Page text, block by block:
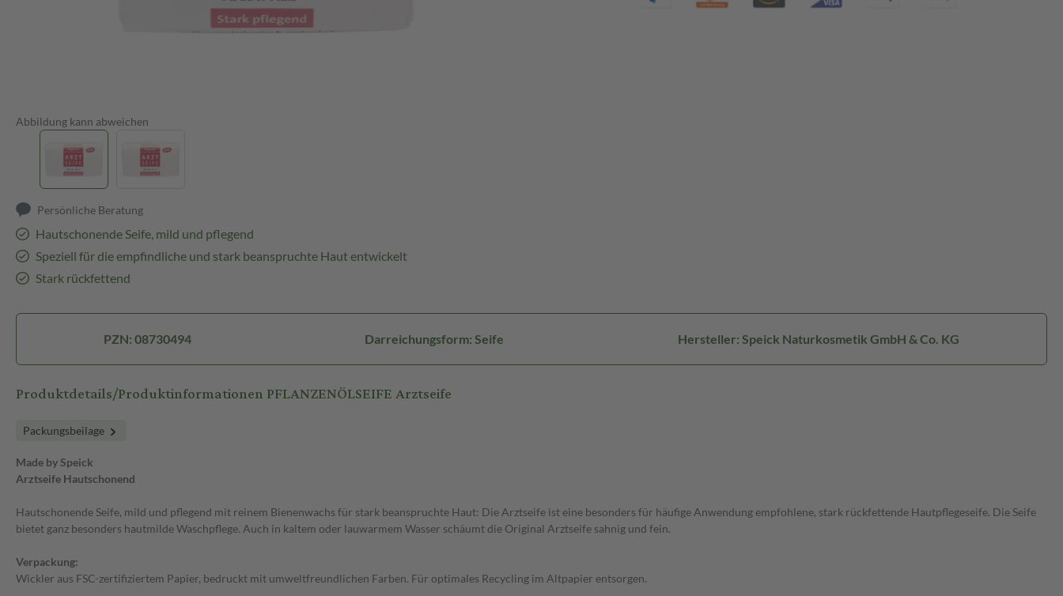
Abbildung kann abweichen
Persönliche Beratung
Hautschonende Seife, mild und pflegend
Speziell für die empfindliche und stark beanspruchte Haut entwickelt
Stark rückfettend
PZN: 08730494 Darreichungsform: Seife Hersteller: Speick Naturkosmetik GmbH & Co. KG
Produktdetails/Produktinformationen PFLANZENÖLSEIFE Arztseife
Packungsbeilage
Made by Speick
Arztseife Hautschonend
Hautschonende Seife, mild und pflegend mit reinem Bienenwachs für stark beanspruchte Haut: Die Arztseife ist eine besonders für häufige Anwendung empfohlene, stark rückfettende Hautpflegeseife. Die Seife
bietet ganz besonders hautmilde Waschpflege. Auch in kaltem oder lauwarmem Wasser schäumt die Original Arztseife sahnig und fein.
Verpackung:
Wickler aus FSC-zertifiziertem Papier, bedruckt mit umweltfreundlichen Farben. Für optimales Recycling im Altpapier entsorgen.